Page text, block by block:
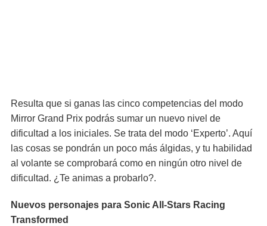
Resulta que si ganas las cinco competencias del modo
Mirror Grand Prix podrás sumar un nuevo nivel de
dificultad a los iniciales. Se trata del modo ‘Experto’. Aquí
las cosas se pondrán un poco más álgidas, y tu habilidad
al volante se comprobará como en ningún otro nivel de
dificultad. ¿Te animas a probarlo?.
Nuevos personajes para Sonic All-Stars Racing
Transformed